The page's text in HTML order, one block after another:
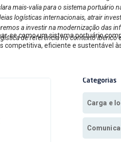
mais-valia para o sistema portuário
logísticas internacionais, atrair
a investir na modernização das
de referência no contexto ibérico
se como um sistema portuário
eficiente e sustentável
Categorias
Carga e